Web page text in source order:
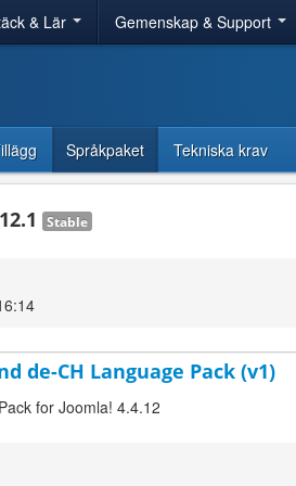
& Lär Gemenskap & Support
Språkpaket Tekniska krav
Stable
de-CH Language Pack (v1)
for Joomla! 4.4.12